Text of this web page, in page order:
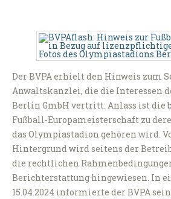
Der BVPA erhielt den Hinweis zum
Anwaltskanzlei, die die Interessen
Berlin GmbH vertritt. Anlass ist die
Fußball-Europameisterschaft zu
das Olympiastadion gehören wird.
Hintergrund wird seitens der
die rechtlichen
Berichterstattung hingewiesen. In
15.04.2024 informierte der BVPA